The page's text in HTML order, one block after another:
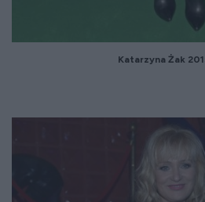
Katarzyna Żak